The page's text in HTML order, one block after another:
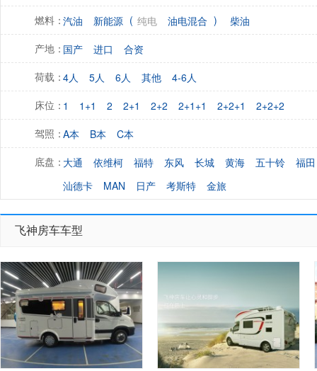
燃料：汽油 新能源 ( 纯电 油电混合 ) 柴油
产地：国产 进口 合资
荷载：4人 5人 6人 其他 4-6人
床位：1 1+1 2 2+1 2+2 2+1+1 2+2+1 2+2+2
驾照：A本 B本 C本
底盘：大通 依维柯 福特 东风 长城 黄海 五十铃
福田
汕德卡
MAN 日产 考斯特 金旅
飞神房车车型